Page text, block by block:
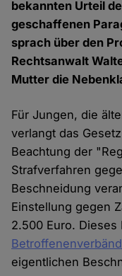
bekannten Urteil
geschaffenen
sprach über den
Rechtsanwalt
Mutter die
Für Jungen, die
verlangt das
Beachtung der
Strafverfahren
Beschneidung
Einstellung gegen
2.500 Euro. Dieses
eigentlichen